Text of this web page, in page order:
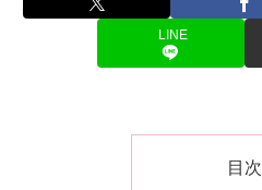
LINE
目次